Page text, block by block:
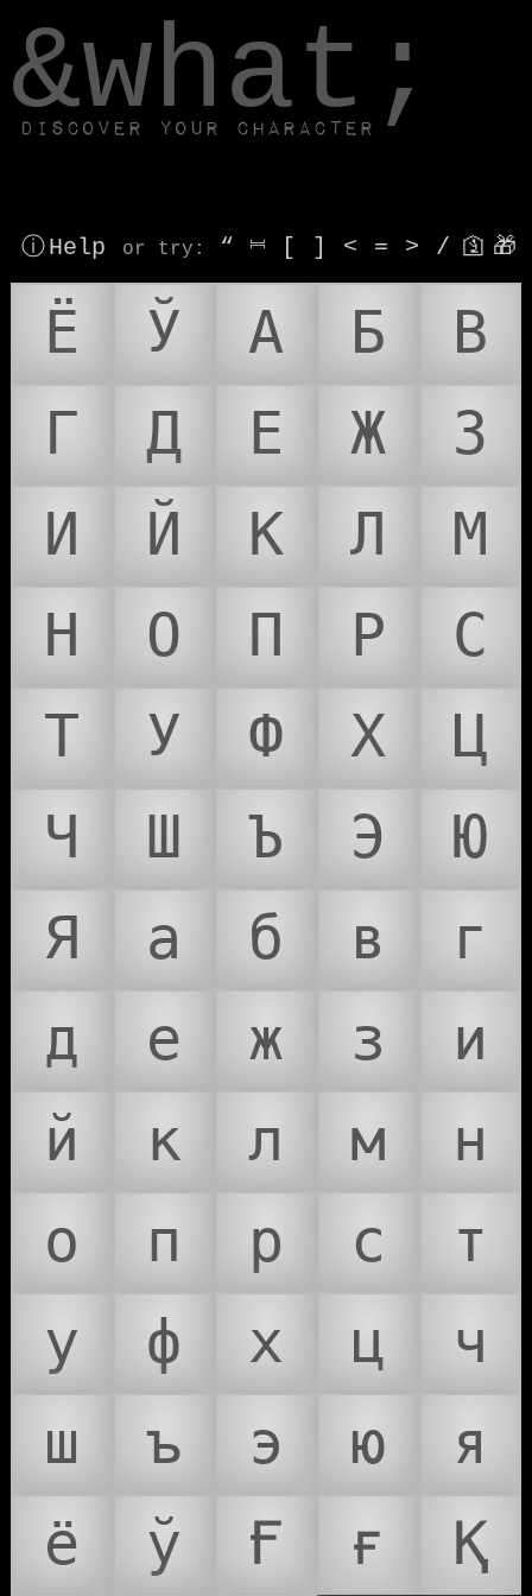
&what;
Discover your character
ⓘ Help or try : “ ⎶ [ ] < = > / 🛐 🎁
Ё Ў А Б
В
Г
Д Е Ж
З
И
Й К Л
М
Н
О П Р
С
Т
У Ф Х
Ц
Ч
Ш Ъ Э
Ю
Я
а б в
г
д
е ж з
и
й
к л м
н
о
п р с
т
у
ф х ц
ч
ш
ъ э ю
я
ё
ў Ғ ғ Қ